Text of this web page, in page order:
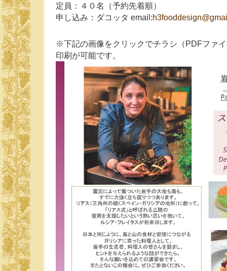
定員：４０名（予約先着順）
申し込み：ダコッタ email:
※下記の画像をクリックでチラシ（PDFファ
印刷が可能です。